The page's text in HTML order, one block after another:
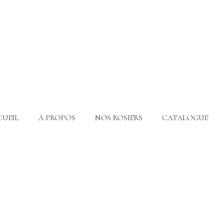
À PROPOS NOS ROSIERS CATALOGUE